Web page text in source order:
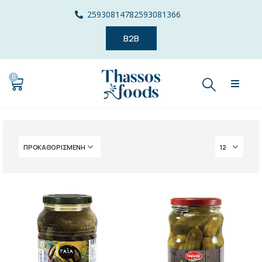
25930814782593081366
B2B
0